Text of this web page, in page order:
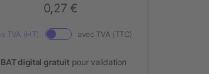
0,27 €
TVA (HT) avec TVA (TTC)
BAT digital gratuitpour validation